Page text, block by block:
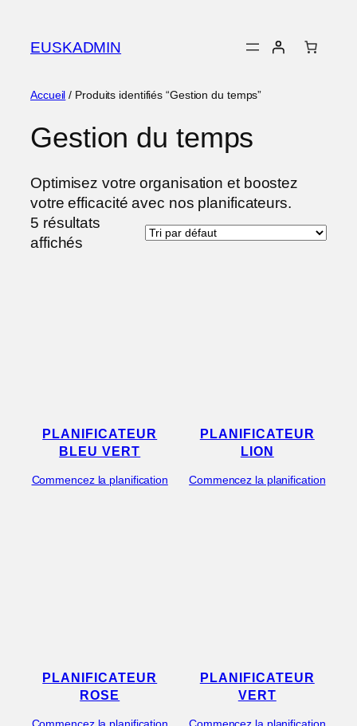
EUSKADMIN
Accueil / Produits identifiés “Gestion du temps”
Gestion du temps
Optimisez votre organisation et boostez
votre efficacité avec nos planificateurs.
5 résultats
affichés
PLANIFICATEUR
BLEU VERT
Commencez la planification
PLANIFICATEUR
LION
Commencez la planification
PLANIFICATEUR
ROSE
PLANIFICATEUR
VERT